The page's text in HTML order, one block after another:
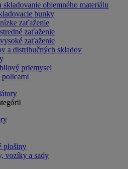
objemného materiálu
bunky
zaťaženie
zaťaženie
zaťaženie
a distribučných skladov
priemysel
policami
plošiny
vozíky a sady